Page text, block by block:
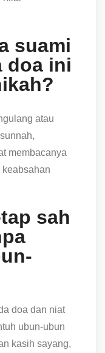
suami
doa ini
atau
membacanya
sah
doa dan niat
ubun-ubun
kasih sayang,